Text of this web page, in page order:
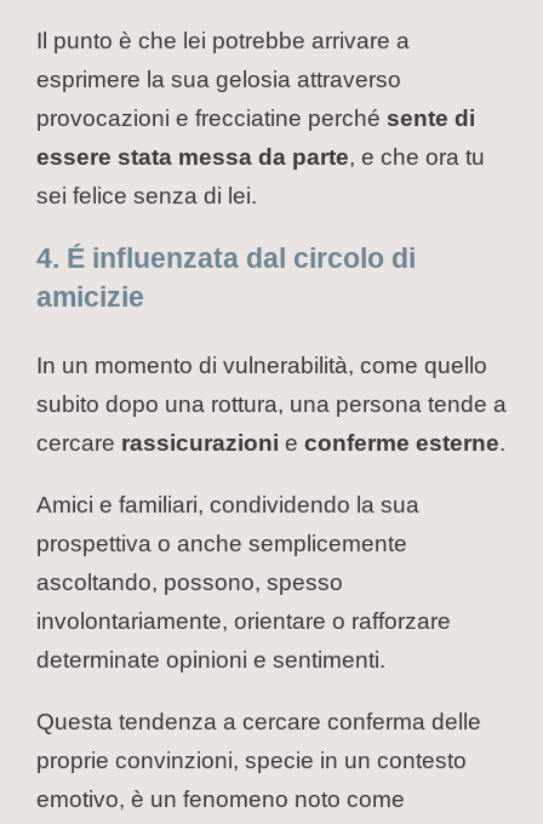
Il punto è che lei potrebbe arrivare a
esprimere la sua gelosia attraverso
provocazioni e frecciatine perché sente di
essere stata messa da parte, e che ora tu
sei felice senza di lei.
4. É influenzata dal circolo di
amicizie
In un momento di vulnerabilità, come quello
subito dopo una rottura, una persona tende a
cercare rassicurazioni e conferme esterne.
Amici e familiari, condividendo la sua
prospettiva o anche semplicemente
ascoltando, possono, spesso
involontariamente, orientare o rafforzare
determinate opinioni e sentimenti.
Questa tendenza a cercare conferma delle
proprie convinzioni, specie in un contesto
emotivo, è un fenomeno noto come